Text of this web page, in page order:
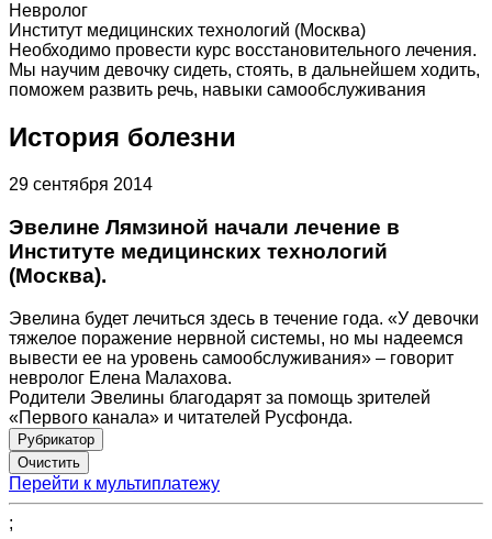
Невролог
Институт медицинских технологий (Москва)
Необходимо провести курс восстановительного лечения.
Мы научим девочку сидеть, стоять, в дальнейшем ходить,
поможем развить речь, навыки самообслуживания
История болезни
29 сентября 2014
Эвелине Лямзиной начали лечение в
Институте медицинских технологий
(Москва).
Эвелина будет лечиться здесь в течение года. «У девочки
тяжелое поражение нервной системы, но мы надеемся
вывести ее на уровень самообслуживания» – говорит
невролог Елена Малахова.
Родители Эвелины благодарят за помощь зрителей
«Первого канала» и читателей Русфонда.
Рубрикатор
Перейти к мультиплатежу
;